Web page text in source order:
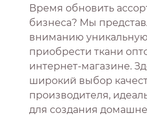
Время обновить
бизнеса? Мы
вниманию
приобрести ткани
интернет-магазине.
широкий выбор
производителя,
для создания